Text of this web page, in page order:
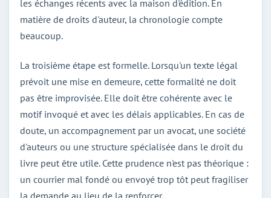
les échanges récents avec la maison d'édition. En
matière de droits d'auteur, la chronologie compte
beaucoup.
La troisième étape est formelle. Lorsqu'un texte légal
prévoit une mise en demeure, cette formalité ne doit
pas être improvisée. Elle doit être cohérente avec le
motif invoqué et avec les délais applicables. En cas de
doute, un accompagnement par un avocat, une société
d'auteurs ou une structure spécialisée dans le droit du
livre peut être utile. Cette prudence n'est pas théorique :
un courrier mal fondé ou envoyé trop tôt peut fragiliser
la demande au lieu de la renforcer.